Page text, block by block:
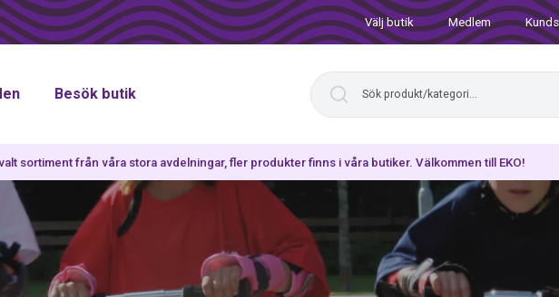
Välj butik Medlem
Besök butik
sortiment från våra stora avdelningar, fler produkter finns i våra butiker. Välkommen till EKO!